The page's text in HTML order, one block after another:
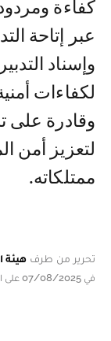
كفاءة
عبر إتاحة
وإسناد
لكفاءات
وقادرة على
لتعزيز أمن
ممتلكاته.
تحرير من طرف هيئة
في 07/08/2025 على الساعة 10:12